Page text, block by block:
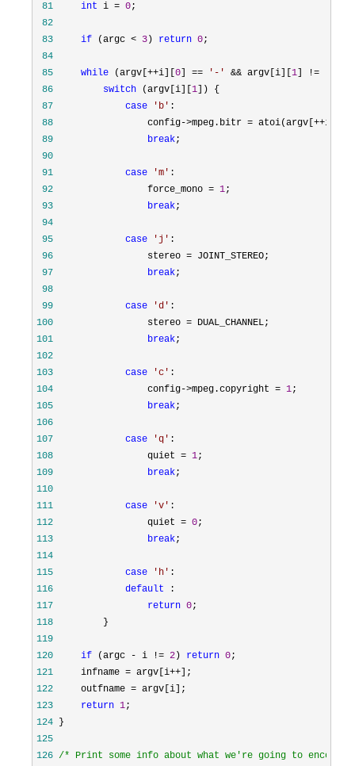
81
int i = 0
82
83
if (argc < 3 ) return 0
84
85
while (argv[++i][ 0 ] == ' - ' && argv[i][ 1 ] !=
86
switch (argv[i][ 1
87
case ' b '
88
                 config->mpeg.bitr = atoi(argv[++
89
break
90
91
case 'm '
92
                 force_mono =
1
93
break
94
95
case ' j '
96
                 stereo =
97
break
98
99
case 'd '
100
                 stereo =
101
break
102
103
case 'c '
104
                 config->mpeg.copyright =
1
105
break
106
107
case 'q '
108
                 quiet =
1
109
break
110
111
case 'v '
112
                 quiet =
0
113
break
114
115
case ' h '
116
default
117
return 0
118
119
120
if (argc - i != 2 ) return 0
121
     infname = argv[i++
122
     outfname =
123
return 1
124
125
126 /* Print some info about what we're going to encode